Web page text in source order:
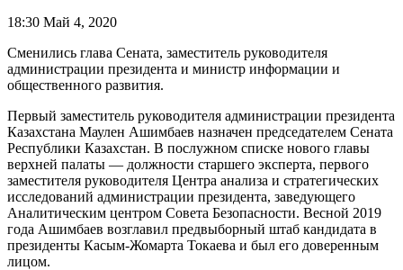
18:30 Май 4, 2020
Сменились глава Сената, заместитель руководителя
администрации президента и министр информации и
общественного развития.
Первый заместитель руководителя администрации президента
Казахстана Маулен Ашимбаев назначен председателем Сената
Республики Казахстан. В послужном списке нового главы
верхней палаты — должности старшего эксперта, первого
заместителя руководителя Центра анализа и стратегических
исследований администрации президента, заведующего
Аналитическим центром Совета Безопасности. Весной 2019
года Ашимбаев возглавил предвыборный штаб кандидата в
президенты Касым-Жомарта Токаева и был его доверенным
лицом.